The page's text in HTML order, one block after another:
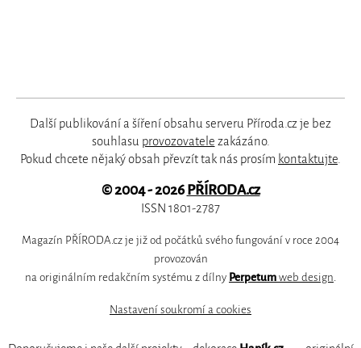
Další publikování a šíření obsahu serveru Příroda.cz je bez
souhlasu provozovatele zakázáno.
Pokud chcete nějaký obsah převzít tak nás prosím kontaktujte.
© 2004 - 2026PŘÍRODA.cz
ISSN 1801-2787
Magazín PŘÍRODA.cz je již od počátků svého fungování v roce 2004
provozován
na originálním redakčním systému z dílny Perpetum web design
Nastavení soukromí a cookies